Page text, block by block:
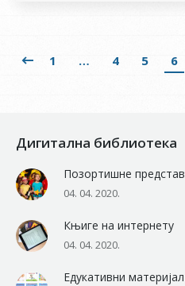
1 … 4 5 6
Дигитална библиотека
Позортишне
04. 04. 2020.
Књиге на интернету
04. 04. 2020.
Едукативни